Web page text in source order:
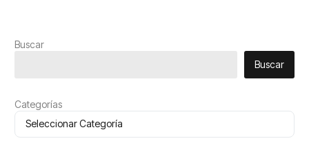
Buscar
Buscar
Categorías